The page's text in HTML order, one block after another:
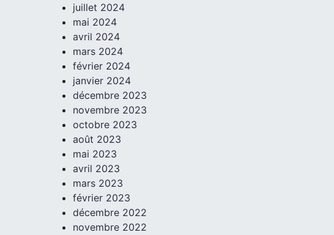
juillet 2024
mai 2024
avril 2024
mars 2024
février 2024
janvier 2024
décembre 2023
novembre 2023
octobre 2023
août 2023
mai 2023
avril 2023
mars 2023
février 2023
décembre 2022
novembre 2022